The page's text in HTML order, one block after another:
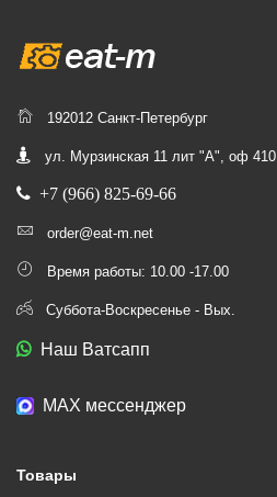
192012 Санкт-Петербург
ул. Мурзинская 11 лит "А", оф 410
+7 (966) 825-69-66
order@eat-m.net
Время работы: 10.00 -17.00
Суббота-Воскресенье - Вых.
Наш Ватсапп
МАХ мессенджер
Товары